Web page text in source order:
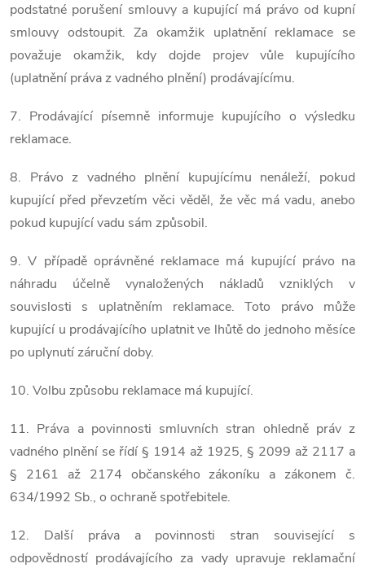
podstatné porušení smlouvy a kupující má právo od kupní
smlouvy odstoupit. Za okamžik uplatnění reklamace se
považuje okamžik, kdy dojde projev vůle kupujícího
(uplatnění práva z vadného plnění) prodávajícímu.
7. Prodávající písemně informuje kupujícího o výsledku
reklamace.
8. Právo z vadného plnění kupujícímu nenáleží, pokud
kupující před převzetím věci věděl, že věc má vadu, anebo
pokud kupující vadu sám způsobil.
9. V případě oprávněné reklamace má kupující právo na
náhradu účelně vynaložených nákladů vzniklých v
souvislosti s uplatněním reklamace. Toto právo může
kupující u prodávajícího uplatnit ve lhůtě do jednoho měsíce
po uplynutí záruční doby.
10. Volbu způsobu reklamace má kupující.
11. Práva a povinnosti smluvních stran ohledně práv z
vadného plnění se řídí § 1914 až 1925, § 2099 až 2117 a
§ 2161 až 2174 občanského zákoníku a zákonem č.
634/1992 Sb., o ochraně spotřebitele.
12. Další práva a povinnosti stran související s
odpovědností prodávajícího za vady upravuje reklamační